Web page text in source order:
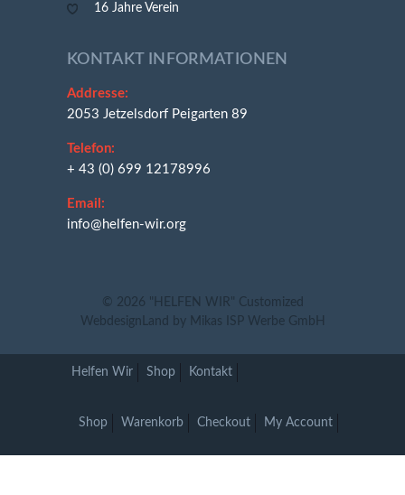
16 Jahre Verein
KONTAKT INFORMATIONEN
Addresse:
2053 Jetzelsdorf Peigarten 89
Telefon:
+ 43 (0) 699 12178996
Email:
info@helfen-wir.org
© 2026 "HELFEN WIR" Customized
WebdesignLand
by Mikas ISP Werbe GmbH
Helfen Wir Shop Kontakt
Shop Warenkorb Checkout My Account